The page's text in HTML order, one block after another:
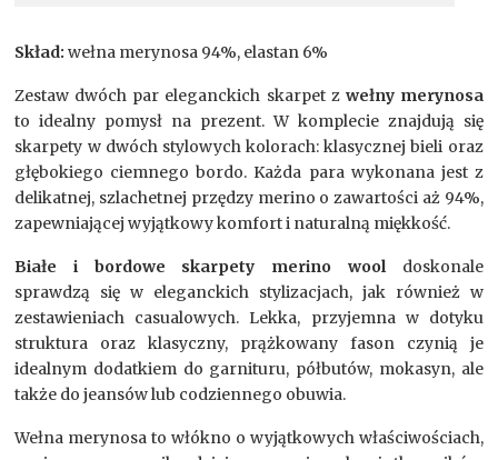
Skład: wełna merynosa 94%, elastan 6%
Zestaw dwóch par eleganckich skarpet z wełny merynosa
to idealny pomysł na prezent. W komplecie znajdują się
skarpety w dwóch stylowych kolorach: klasycznej bieli oraz
głębokiego ciemnego bordo. Każda para wykonana jest z
delikatnej, szlachetnej przędzy merino o zawartości aż 94%,
zapewniającej wyjątkowy komfort i naturalną miękkość.
Białe i bordowe skarpety merino wooldoskonale
sprawdzą się w eleganckich stylizacjach, jak również w
zestawieniach casualowych. Lekka, przyjemna w dotyku
struktura oraz klasyczny, prążkowany fason czynią je
idealnym dodatkiem do garnituru, półbutów, mokasyn, ale
także do jeansów lub codziennego obuwia.
Wełna merynosa to włókno o wyjątkowych właściwościach,